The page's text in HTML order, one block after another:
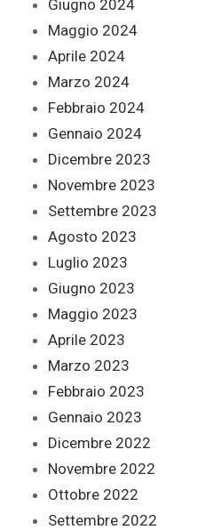
Giugno 2024
Maggio 2024
Aprile 2024
Marzo 2024
Febbraio 2024
Gennaio 2024
Dicembre 2023
Novembre 2023
Settembre 2023
Agosto 2023
Luglio 2023
Giugno 2023
Maggio 2023
Aprile 2023
Marzo 2023
Febbraio 2023
Gennaio 2023
Dicembre 2022
Novembre 2022
Ottobre 2022
Settembre 2022